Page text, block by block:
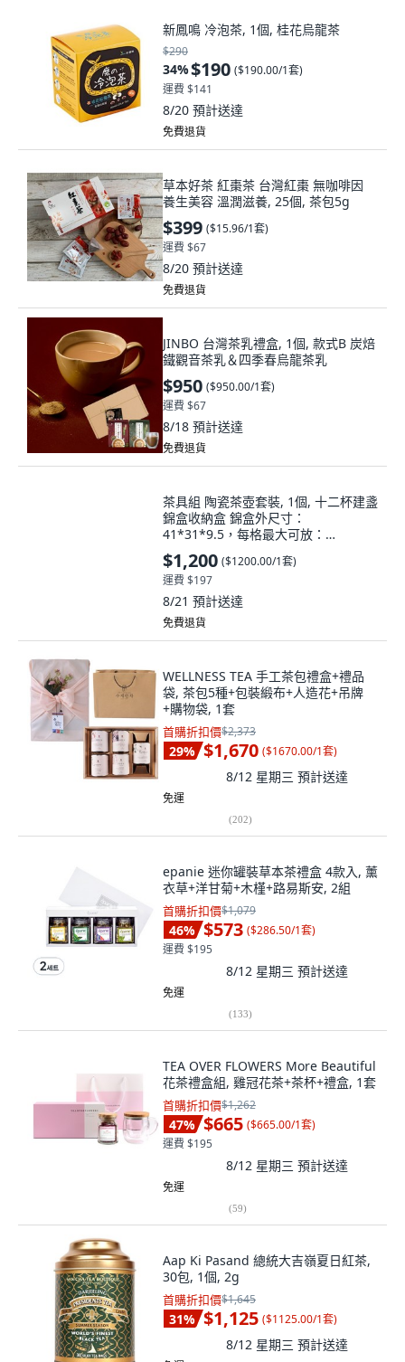
新鳳鳴 冷泡茶, 1個, 桂花烏龍茶
$290
34%$190 ($190.00/1套)
運費 $141
8/20 預計送達
免費退貨
草本好茶 紅棗茶 台灣紅棗 無咖啡因
養生美容 溫潤滋養, 25個, 茶包5g
$399 ($15.96/1套)
運費 $67
8/20 預計送達
免費退貨
JINBO 台灣茶乳禮盒, 1個, 款式B 炭焙
鐵觀音茶乳＆四季春烏龍茶乳
$950 ($950.00/1套)
運費 $67
8/18 預計送達
免費退貨
茶具組 陶瓷茶壺套裝, 1個, 十二杯建盞
錦盒收納盒 錦盒外尺寸：
41*31*9.5，每格最大可放：
8.3*8.3*8
$1,200 ($1200.00/1套)
運費 $197
8/21 預計送達
免費退貨
WELLNESS TEA 手工茶包禮盒+禮品
袋, 茶包5種+包裝緞布+人造花+吊牌
+購物袋, 1套
首購折扣價$2,373
29% $1,670 ($1670.00/1套)
8/12 星期三 預計送達
免運
(202)
epanie 迷你罐裝草本茶禮盒 4款入, 薰
衣草+洋甘菊+木槿+路易斯安, 2組
首購折扣價$1,079
46% $573 ($286.50/1套)
運費 $195
8/12 星期三 預計送達
免運
(133)
TEA OVER FLOWERS More Beautiful
花茶禮盒組, 雞冠花茶+茶杯+禮盒, 1套
首購折扣價$1,262
47% $665 ($665.00/1套)
運費 $195
8/12 星期三 預計送達
免運
(59)
Aap Ki Pasand 總統大吉嶺夏日紅茶,
30包, 1個, 2g
首購折扣價$1,645
31% $1,125 ($1125.00/1套)
8/12 星期三 預計送達